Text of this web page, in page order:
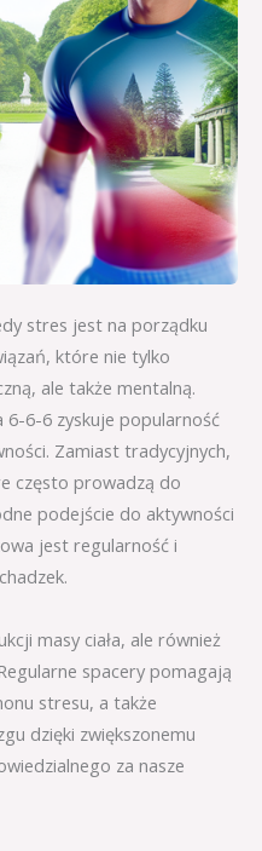
stres jest na porządku
które nie tylko
ale także mentalną.
6-6-6 zyskuje popularność
Zamiast tradycyjnych,
często prowadzą do
podejście do aktywności
jest regularność i
masy ciała, ale również
spacery pomagają
stresu, a także
dzięki zwiększonemu
za nasze